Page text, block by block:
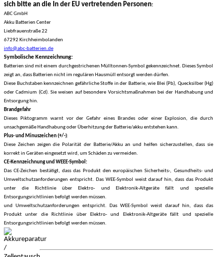
sich bitte an die In der EU vertretenden Personen:
ABC GmbH
Akku Batterien Center
Liebfrauenstraße 22
67292 Kirchheimbolanden
info@abc-batterien.de
Symbolische Kennzeichnung:
Batterien sind mit einem durchgestrichenen Mülltonnen-Symbol gekennzeichnet. Dieses Symbol
zeigt an, dass Batterien nicht im regulären Hausmüll entsorgt werden dürfen.
Diese Buchstaben kennzeichnen gefährliche Stoffe in der Batterie, wie Blei (Pb), Quecksilber (Hg)
oder Cadmium (Cd). Sie weisen auf besondere Vorsichtsmaßnahmen bei der Handhabung und
Entsorgung hin.
Brandgefahr
Dieses Piktogramm warnt vor der Gefahr eines Brandes oder einer Explosion, die durch
unsachgemäße Handhabung oder Überhitzung der Batterie/akku entstehen kann.
Plus- und Minuszeichen (+/-):
Diese Zeichen zeigen die Polarität der Batterie/Akku an und helfen sicherzustellen, dass sie
korrekt in Geräten eingesetzt wird, um Schäden zu vermeiden.
CE-Kennzeichnungund WEEE-Symbol:
Das CE-Zeichen bestätigt, dass das Produkt den europäischen Sicherheits-, Gesundheits- und
Umweltschutzanforderungen entspricht. Das WEE-Symbol weist darauf hin, dass das Produkt
unter die Richtlinie über Elektro- und Elektronik-Altgeräte fällt und spezielle
Entsorgungsrichtlinien befolgt werden müssen.
und Umweltschutzanforderungen entspricht. Das WEE-Symbol weist darauf hin, dass das
Produkt unter die Richtlinie über Elektro- und Elektronik-Altgeräte fällt und spezielle
Entsorgungsrichtlinien befolgt werden müssen.